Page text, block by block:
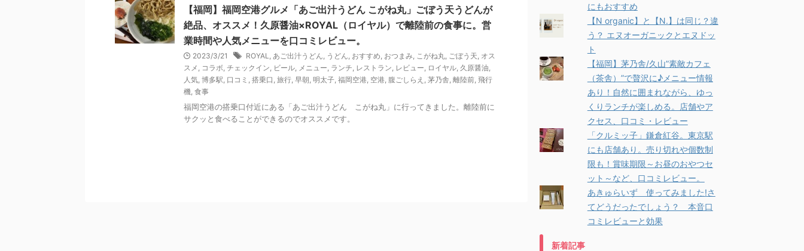
【福岡】福岡空港グルメ「あご出汁うどん こがね丸」ごぼう天うどんが
絶品、オススメ！久原醤油×ROYAL（ロイヤル）で離陸前の食事に。営
業時間や人気メニューを口コミレビュー。
2023/3/21 ROYAL あご出汁うどん うどん おすすめ おつまみ こがね丸 ごぼう天 オス
スメ
コラボ チェックイン ビール メニュー ランチ レストラン レビュー ロイヤル 久原醤油
人気 博多駅 口コミ 搭乗口 旅行 早朝 明太子 福岡空港 空港 腹ごしらえ 茅乃舎 離陸前 飛行
機 食事
福岡空港の搭乗口付近にある「あご出汁うどん こがね丸」に行ってきました。離陸前に
サクッと食べることができるのでオススメです。
にもおすすめ
【N organic】と【N.】は同じ？違
う？ エヌオーガニックとエヌドッ
ト
【福岡】茅乃舎/久山”素敵カフェ
（茶舎）”で贅沢に♪メニュー情報
あり！自然に囲まれながら、ゆっ
くりランチが楽しめる。店舗やア
クセス、口コミ・レビュー
「クルミッ子」鎌倉紅谷。東京駅
にも店舗あり。売り切れや個数制
限も！賞味期限～お昼のおやつセ
ット～など、口コミレビュー。
あきゅらいず 使ってみました!さ
てどうだったでしょう？ 本音口
コミレビューと効果
新着記事